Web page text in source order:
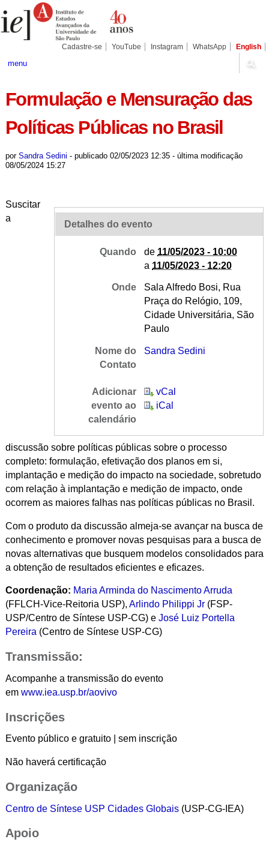
para
conteúdo.
Pessoais
Cadastre-se YouTube Instagram WhatsApp English
menu
Formulação e Mensuração das
Políticas Públicas no Brasil
por Sandra Sedini - publicado02/05/2023 12:35 - última modificação
08/05/2024 15:27
Detalhes do evento
Quando de 11/05/2023 - 10:00
a 11/05/2023 - 12:20
Onde
Sala Alfredo Bosi, Rua
Praça do Relógio, 109,
Cidade Universitária, São
Paulo
Nome do
Contato
Sandra Sedini
Adicionar
evento ao
calendário
vCal
iCal
Suscitar
a
discussão sobre políticas públicas sobre o processo
completo: formulação, efetivação dos planos em si,
implantação e medição do impacto na sociedade, sobretudo
com relação à implantação e medição de impacto, onde
ocorrem as maiores falhas nas políticas públicas no Brasil.
Com o produto da discussão almeja-se avançar na busca de
conhecimento e promover novas pesquisas para a busca de
novas alternativas que busquem modelos consolidados para
a obtenção de resultados eficientes e eficazes.
Coordenação: Maria Arminda do Nascimento Arruda
(FFLCH-Vice-Reitoria USP), Arlindo Philippi Jr(FSP-
USP/Centro de Síntese USP-CG) e José Luiz Portella
Pereira (Centro de Síntese USP-CG)
Transmissão:
Acompanhe a transmissão do evento
em www.iea.usp.br/aovivo
Inscrições
Evento público e gratuito | sem inscrição
Não haverá certificação
Organização
Centro de Síntese USP Cidades Globais(USP-CG-IEA)
Apoio